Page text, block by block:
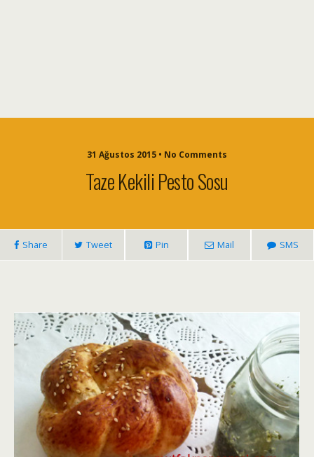
31 Ağustos 2015 • No Comments
Taze Kekili Pesto Sosu
Share Tweet Pin Mail SMS